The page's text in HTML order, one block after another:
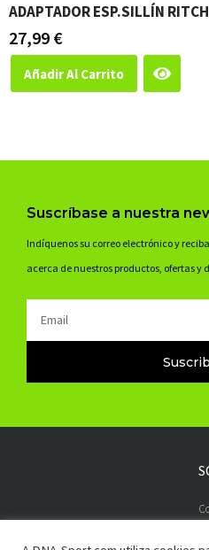
ADAPTADOR ESP.SILLÍN
27,99 €
Añadir Al Carrito
Suscríbase a nuestra
Indíquenos su correo electrónico y
acerca de nuestros productos, ofertas y